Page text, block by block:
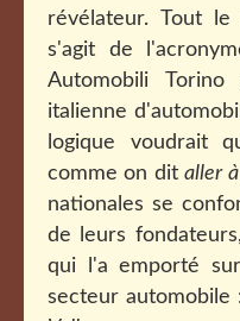
révélateur. Tout
s'agit de
Automobili
italienne
logique voudrait
comme on ditaller
nationales se
de leurs
qui l'a emporté
secteur